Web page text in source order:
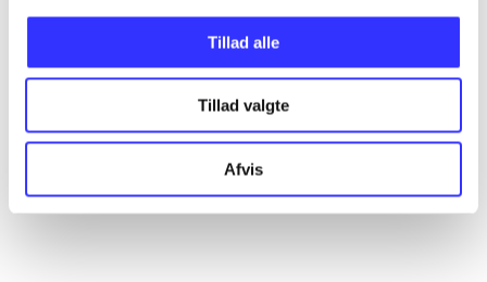
Tillad alle
Tillad valgte
Afvis
Artikler
Alle registrerede artikler fordelt på udgivelser